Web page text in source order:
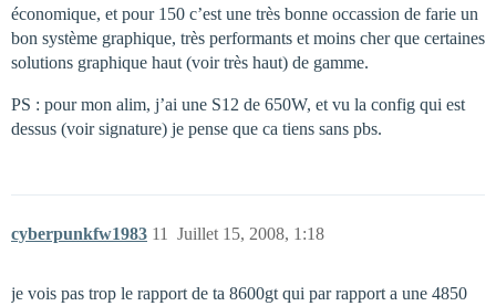
économique, et pour 150 c’est une très bonne occassion de farie un
bon système graphique, très performants et moins cher que certaines
solutions graphique haut (voir très haut) de gamme.
PS : pour mon alim, j’ai une S12 de 650W, et vu la config qui est
dessus (voir signature) je pense que ca tiens sans pbs.
cyberpunkfw1983 Juillet 15, 2008, 1:18
11
je vois pas trop le rapport de ta 8600gt qui par rapport a une 4850